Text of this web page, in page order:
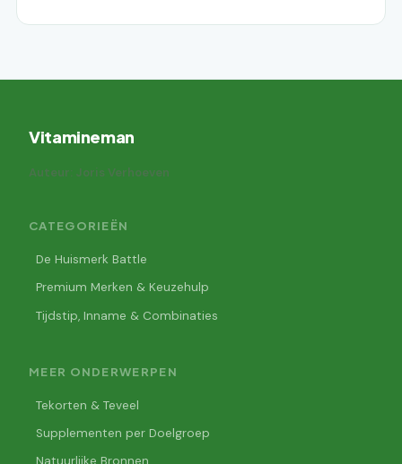
Vitamineman
Auteur: Joris Verhoeven
CATEGORIEËN
De Huismerk Battle
Premium Merken & Keuzehulp
Tijdstip, Inname & Combinaties
MEER ONDERWERPEN
Tekorten & Teveel
Supplementen per Doelgroep